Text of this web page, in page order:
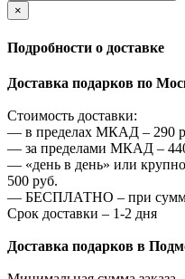
×
Подробности о доставке
Доставка подарков по
Стоимость доставки:
— в пределах МКАД – 290
— за пределами МКАД –
— «день в день» или
500 руб.
— БЕСПЛАТНО – при сумме
Срок доставки – 1-2 дня
Доставка подарков в